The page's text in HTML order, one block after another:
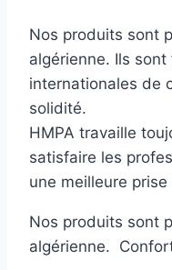
Nos produits sont
algérienne. Ils
internationales de
solidité.
HMPA travaille
satisfaire les
une meilleure
Nos produits sont
algérienne.